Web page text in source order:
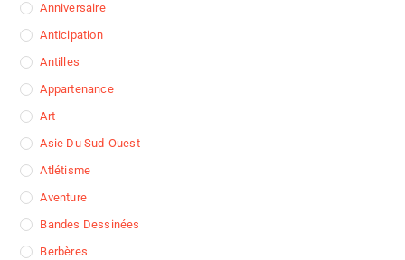
Anniversaire
Anticipation
Antilles
Appartenance
Art
Asie Du Sud-Ouest
Atlétisme
Aventure
Bandes Dessinées
Berbères